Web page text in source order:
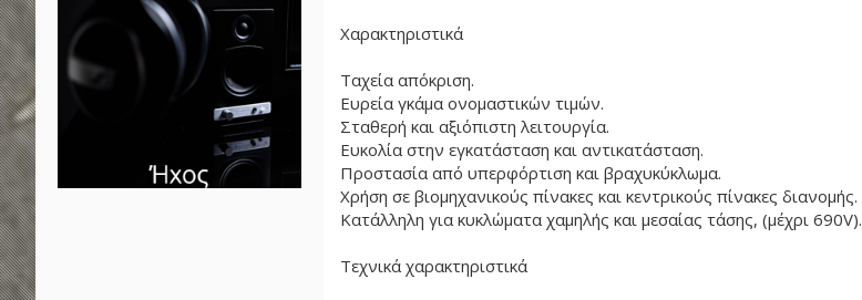
Χαρακτηριστικά
Ταχεία απόκριση.
Ευρεία γκάμα ονομαστικών τιμών.
Σταθερή και αξιόπιστη λειτουργία.
Ευκολία στην εγκατάσταση και αντικατάσταση.
Προστασία από υπερφόρτιση και βραχυκύκλωμα.
Χρήση σε βιομηχανικούς πίνακες και κεντρικούς πίνακες διανομής.
Κατάλληλη για κυκλώματα χαμηλής και μεσαίας τάσης, (μέχρι 690V).
Τεχνικά χαρακτηριστικά